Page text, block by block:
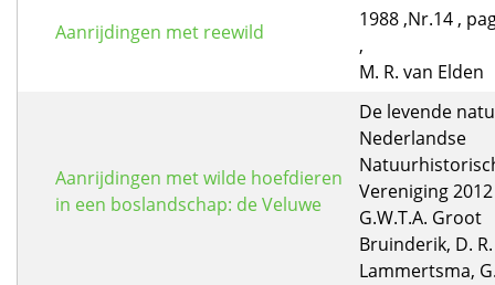
Aanrijdingen met reewild
1988 ,Nr.14 ,
,
M. R. van Elden
Aanrijdingen met wilde hoefdieren
in een boslandschap: de Veluwe
De levende
Nederlandse
Vereniging 2012
G.W.T.A. Groot
Bruinderik, D. R.
Lammertsma,